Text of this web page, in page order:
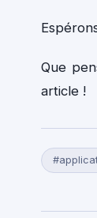
Que
article !